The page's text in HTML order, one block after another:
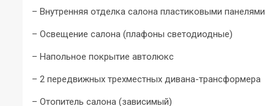
– Внутренняя отделка салона пластиковыми панелями
– Освещение салона (плафоны светодиодные)
– Напольное покрытие автолюкс
– 2 передвижных трехместных дивана-трансформера
– Отопитель салона (зависимый)